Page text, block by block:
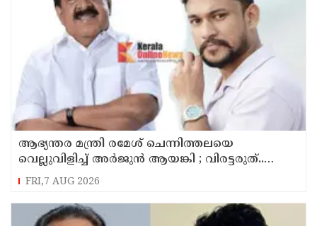
ആഭ്യന്തര മന്ത്രി രമേശ് ചെന്നിത്തലയെ
വെല്ലുവിളിച്ച് അ‍ർജുൻ ആയങ്കി ; വിരട്ടരുത്..
വളർന്ന പാർട്ടി വേറെയാണ് !
FRI,7 AUG 2026